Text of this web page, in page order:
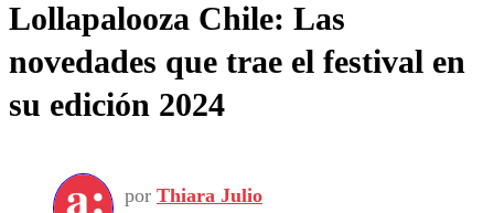
Frecuencias
Agricultura TV
Deportes
Colo Colo
Seleccion Chilena
Entretención
Economía
Publicaciones en medios
Lollapalooza Chile: Las
novedades que trae el festival en
su edición 2024
por Thiara Julio